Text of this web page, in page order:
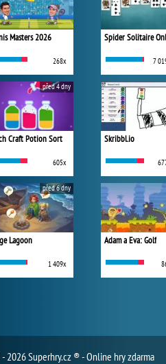
Masters 2026
268x
Craft Potion Sort
605x
před 4 dny
Lagoon
1 409x
před 6 dny
Spider Solitaire
7
Skribbl.io
Adam a Eva: Golf
2026 Superhry.cz ® - Online hry zdarma